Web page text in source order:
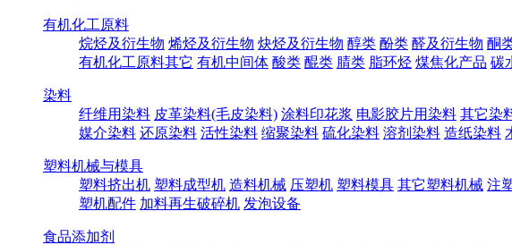
有机化工原料
烷烃及衍生物 烯烃及衍生物 炔烃及衍生物 醇类 酚类 醛及衍生物 酮
有机化工原料其它 有机中间体 酸类 醌类 腈类 脂环烃 煤焦化产品 碳
染料
纤维用染料 皮革染料(毛皮染料) 涂料印花浆 电影胶片用染料 其它染
媒介染料 还原染料 活性染料 缩聚染料 硫化染料 溶剂染料 造纸染料
塑料机械与模具
塑料挤出机 塑料成型机 造料机械 压塑机 塑料模具 其它塑料机械 注
塑机配件 加料再生破碎机 发泡设备
食品添加剂